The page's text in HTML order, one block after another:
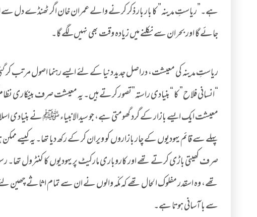
ہے۔”ریاستِ مدینہ” کا بار بار ذکر کرنے والے عمران خان اگر ٹھنڈے دل سے
جائے گا اور بحران سے نکلنے میں زیادہ وقت بھی نہیں لگے گا۔
ریاستِ مدینہ کی معیشت، دراصل جدید دنیا کے لئے ایسے رہنما اصول مرتب کر
“انسانی فلاح” کا “بنیادی راستہ”تصور کرتے ہیں۔ یہ معیشت صرف بینکاری
معیشت ایک ایسے بازار کے گرد گھومتی ہے، جو سیدالانبیاء ﷺ نے بنیادی
پہلے سے قائم یہودیوں کے چار بازاروں کو ویران کر کے رکھ دیا تھا۔ یہ
صرف کھیتی باڑی کرتے تھے اور کاروباری مارکیٹ پر یہودیوں کا کنٹرول
تھے، وہ اسقدر مفلوک الحال تھے کہ مکّہ والوں نے ان سے تمام اثاثے
سے با آسانی ہوتا ہے۔